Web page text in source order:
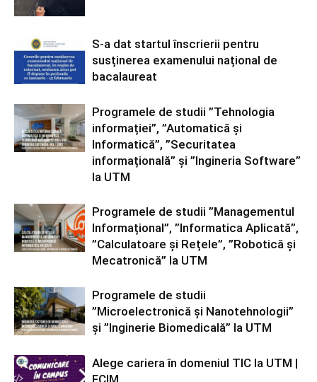
S-a dat startul înscrierii pentru
susținerea examenului național de
bacalaureat
Programele de studii ”Tehnologia
informației”, ”Automatică și
Informatică”, ”Securitatea
informațională” și ”Ingineria Software”
la UTM
Programele de studii ”Managementul
Informațional”, ”Informatica Aplicată”,
”Calculatoare și Rețele”, ”Robotică și
Mecatronică” la UTM
Programele de studii
”Microelectronică și Nanotehnologii”
și ”Inginerie Biomedicală” la UTM
Alege cariera în domeniul TIC la UTM |
FCIM